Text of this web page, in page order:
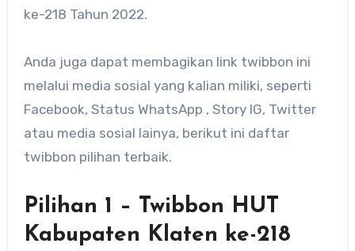
ke-218 Tahun 2022.
Anda juga dapat membagikan link twibbon ini
melalui media sosial yang kalian miliki, seperti
Facebook, Status WhatsApp , Story IG, Twitter
atau media sosial lainya, berikut ini daftar
twibbon pilihan terbaik.
Pilihan 1 – Twibbon HUT
Kabupaten Klaten ke-218